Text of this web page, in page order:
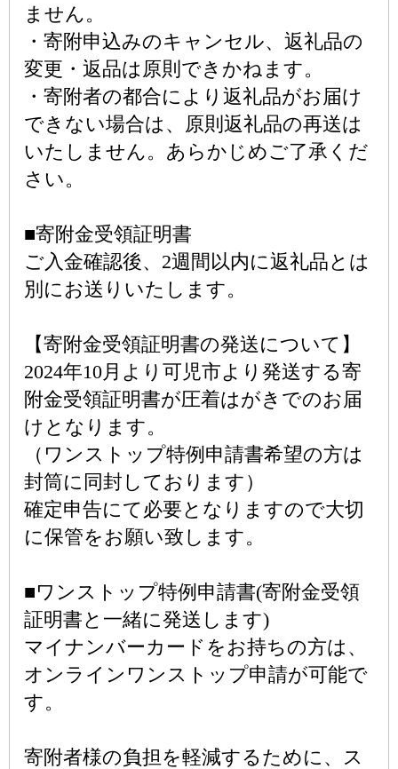
ません。
・寄附申込みのキャンセル、返礼品の
変更・返品は原則できかねます。
・寄附者の都合により返礼品がお届け
できない場合は、原則返礼品の再送は
いたしません。あらかじめご了承くだ
さい。
■寄附金受領証明書
ご入金確認後、2週間以内に返礼品とは
別にお送りいたします。
【寄附金受領証明書の発送について】
2024年10月より可児市より発送する寄
附金受領証明書が圧着はがきでのお届
けとなります。
（ワンストップ特例申請書希望の方は
封筒に同封しております）
確定申告にて必要となりますので大切
に保管をお願い致します。
■ワンストップ特例申請書(寄附金受領
証明書と一緒に発送します)
マイナンバーカードをお持ちの方は、
オンラインワンストップ申請が可能で
す。
寄附者様の負担を軽減するために、ス